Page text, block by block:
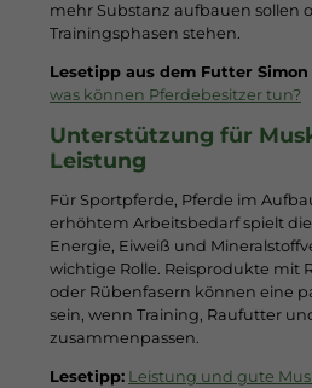
mehr Substanz aufbauen sollen
Trainingsphasen stehen.
Lesetipp aus dem Futter Simon
was können Pferdebesitzer tun?
Unterstützung für
Leistung
Für Sportpferde, Pferde im
erhöhtem Arbeitsbedarf spielt
Energie, Eiweiß und
wichtige Rolle. Reisprodukte mit
oder Rübenfasern können eine
sein, wenn Training, Raufutter
zusammenpassen.
Lesetipp: Leistung und gute